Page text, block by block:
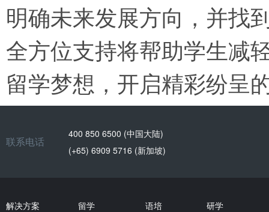
明确未来发展方向，并找
全方位支持将帮助学生减
留学梦想，开启精彩纷呈
联系电话
400 850 6500 (中国大陆)
(+65) 6909 5716 (新加坡)
解决方案 留学 语培 研学